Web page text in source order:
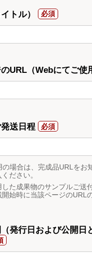
トル）
URL（Webにてご使
送日程
の場合は、完成品URLをお
ださい。
た成果物のサンプルご送
始時に当該ページのURL
発行日および公開日